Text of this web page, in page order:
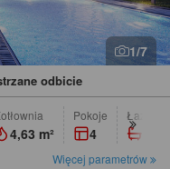
1/7
odbicie
4,63 m²
pokoje
4
Więcej parametrów